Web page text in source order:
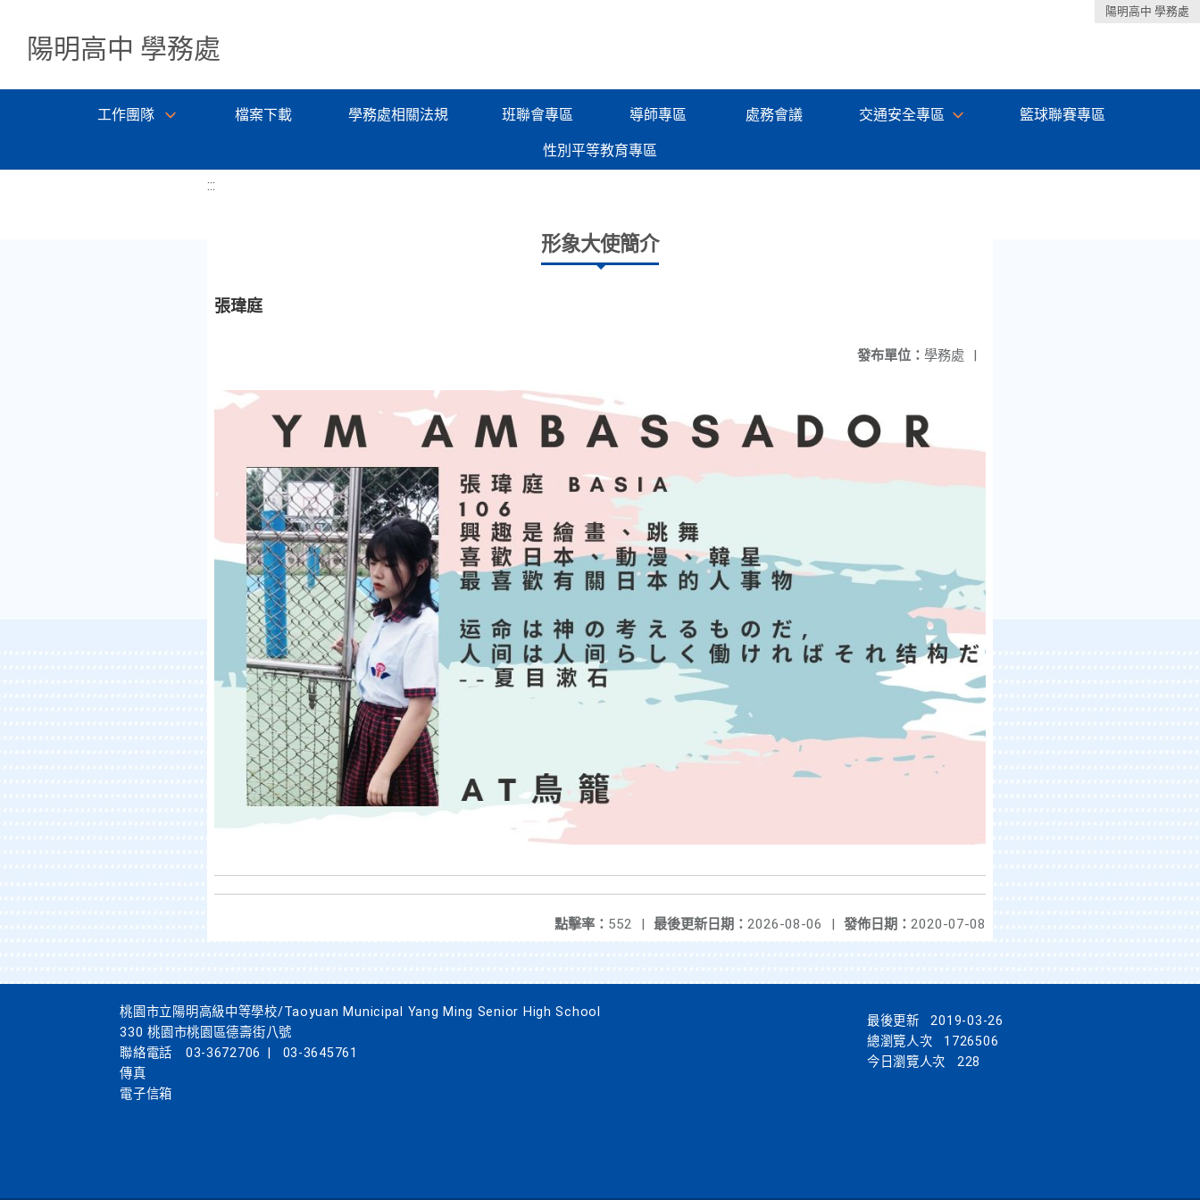
陽明高中 學務處
陽明高中 學務處
工作團隊 檔案下載 學務處相關法規 班聯會專區 導師專區 處務會議 交通安全專區 籃球聯賽專區
性別平等教育專區
:::
形象大使簡介
張瑋庭
發布單位： 學務處 |
發佈日期： 2020-07-08
最後更新日期： 2026-08-06 |
點擊率： 552 |
桃園市立陽明高級中等學校/Taoyuan Municipal Yang Ming Senior High School
330 桃園市桃園區德壽街八號
聯絡電話
03-3672706
03-3645761
傳真
電子信箱
最後更新
2019-03-26
總瀏覽人次
1726506
今日瀏覽人次
228